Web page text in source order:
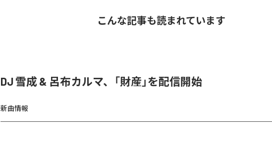
こんな記事も読まれています
DJ 雪成 & 呂布カルマ、「財産」を配信開始
新曲情報